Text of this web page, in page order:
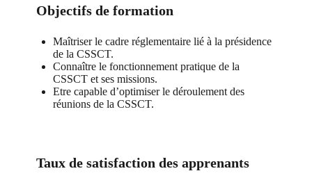
Objectifs de formation
Maîtriser le cadre réglementaire lié à la présidence
de la CSSCT.
Connaître le fonctionnement pratique de la
CSSCT et ses missions.
Etre capable d’optimiser le déroulement des
réunions de la CSSCT.
Taux de satisfaction des apprenants